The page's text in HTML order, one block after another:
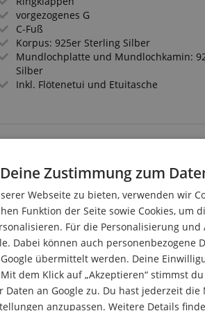
vorgezogenes G
C-Fuß
Korpus: 925er Sterling Silber
Mundlochplatte und Mundlochkamin:
Silber
Inkl. Flötenetui und Etuitasche
Geschlossene Klappen
Handgemachtes ALTUS Z-Cut Kopfstück
Sterling Silber
Vorgezogenes G
C-Fuß
Korpus Neusilber versilbert
Inkl. Flötenetui und Etuitasche
Zustimmung zum
Webseite zu bieten, verwenden wir
Funktion der Seite sowie Cookies, um
Für die Personalisierung und
Dabei können auch personenbezogene
übermittelt werden. Deine
dem Klick auf „Akzeptieren“ stimmst
an Google zu. Du hast jederzeit die
anzupassen. Weitere Details